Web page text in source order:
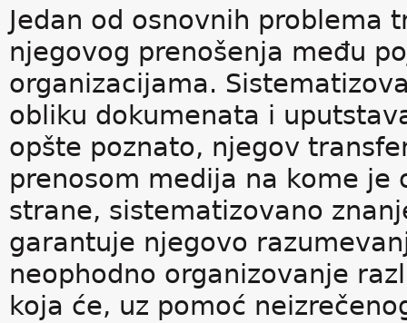
Jedan od osnovnih problema
njegovog prenošenja među
organizacijama.
obliku dokumenata i
opšte poznato, njegov
prenosom medija na kome je
strane, sistematizovano
garantuje njegovo
neophodno organizovanje
koja će, uz pomoć